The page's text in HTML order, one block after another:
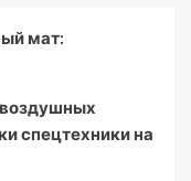
мат:
спецтехники на